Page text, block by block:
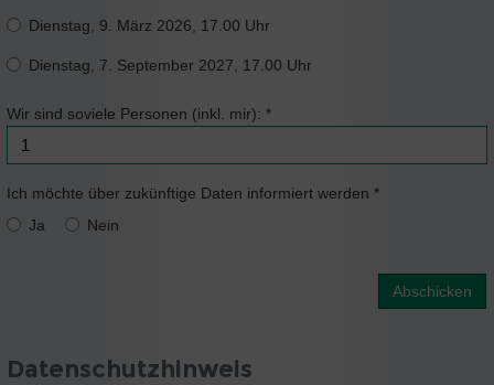
Dienstag, 9. März 2026, 17.00 Uhr
Dienstag, 7. September 2027, 17.00 Uhr
Wir sind soviele Personen (inkl. mir): *
Ich möchte über zukünftige Daten informiert werden *
Ja
Nein
Abschicken
Datenschutzhinweis